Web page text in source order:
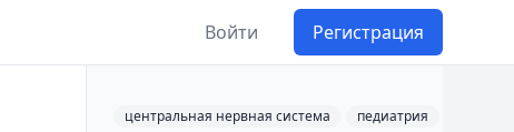
Войти Регистрация
центральная нервная система
педиатрия